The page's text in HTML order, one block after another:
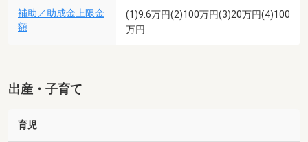
補助／助成金上限金
額
(1)9.6万円(2)100万円(3)20万円(4)100
万円
出産・子育て
育児